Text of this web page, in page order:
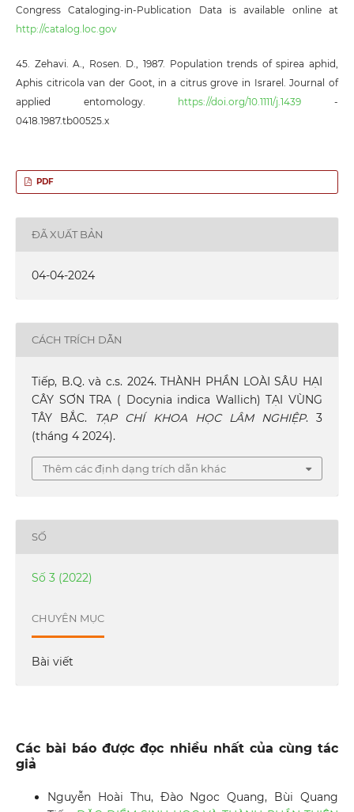
Congress Cataloging-in-Publication Data is available online at
http://catalog.loc.gov
45. Zehavi. A., Rosen. D., 1987. Population trends of spirea aphid,
Aphis citricola van der Goot, in a citrus grove in Israrel. Journal of
applied entomology.
https://doi.org/10.1111/j.1439 -
0418.1987.tb00525.x
PDF
ĐÃ XUẤT BẢN
04-04-2024
CÁCH TRÍCH DẪN
Tiếp, B.Q. và c.s. 2024. THÀNH PHẦN LOÀI SÂU HẠI
CÂY SƠN TRA ( Docynia indica Wallich) TẠI VÙNG
TÂY BẮC. TẠP CHÍ KHOA HỌC LÂM NGHIỆP. 3
(tháng 4 2024).
Thêm các định dạng trích dẫn khác
SỐ
Số 3 (2022)
CHUYÊN MỤC
Bài viết
Các bài báo được đọc nhiều nhất của cùng tác
giả
Nguyễn Hoài Thu, Đào Ngoc Quang, Bùi Quang